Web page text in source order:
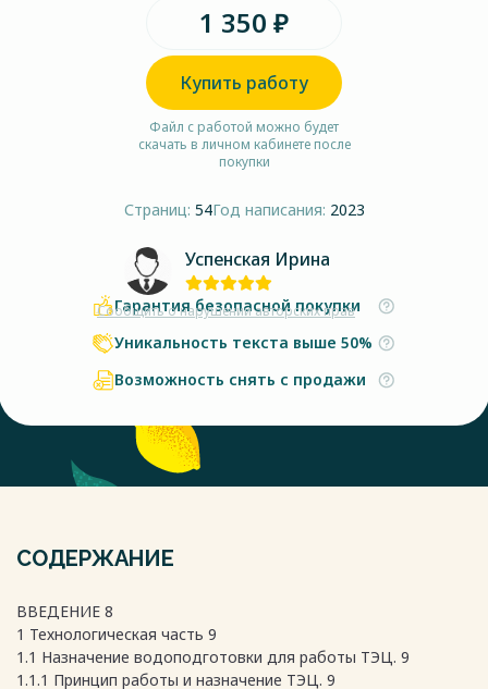
1 350 ₽
Купить работу
Файл с работой можно будет
скачать в личном кабинете после
покупки
Страниц: 54Год написания: 2023
Успенская Ирина
Сообщить о нарушении авторских прав
Гарантия безопасной покупки
Уникальность текста выше 50%
Возможность снять с продажи
СОДЕРЖАНИЕ
ВВЕДЕНИЕ 8
1 Технологическая часть 9
1.1 Назначение водоподготовки для работы ТЭЦ. 9
1.1.1 Принцип работы и назначение ТЭЦ. 9